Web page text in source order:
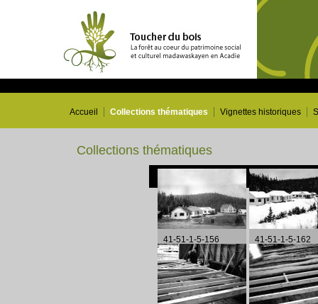
Accueil Collections thématiques Vignettes historiques
Collections thématiques
41-51-1-5-156 41-51-1-5-162